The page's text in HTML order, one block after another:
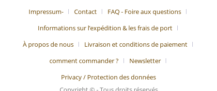
Impressum- Contact
FAQ - Foire aux questions
Informations sur l’expédition & les frais de port
À propos de nous
Livraison et conditions de paiement
comment commander ?
Newsletter
Privacy / Protection des données